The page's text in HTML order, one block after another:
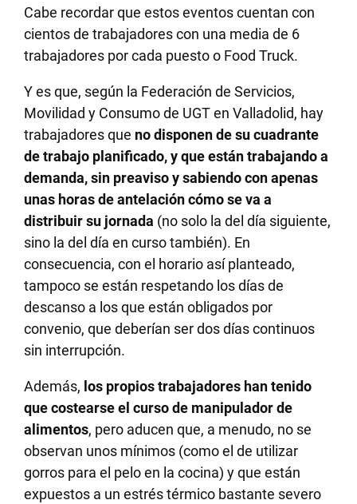
Cabe recordar que estos eventos cuentan con
cientos de trabajadores con una media de 6
trabajadores por cada puesto o Food Truck.
Y es que, según la Federación de Servicios,
Movilidad y Consumo de UGT en Valladolid, hay
trabajadores que no disponen de su cuadrante
de trabajo planificado, y que están trabajando a
demanda, sin preaviso y sabiendo con apenas
unas horas de antelación cómo se va a
distribuir su jornada (no solo la del día siguiente,
sino la del día en curso también). En
consecuencia, con el horario así planteado,
tampoco se están respetando los días de
descanso a los que están obligados por
convenio, que deberían ser dos días continuos
sin interrupción.
Además, los propios trabajadores han tenido
que costearse el curso de manipulador de
alimentos, pero aducen que, a menudo, no se
observan unos mínimos (como el de utilizar
gorros para el pelo en la cocina) y que están
expuestos a un estrés térmico bastante severo